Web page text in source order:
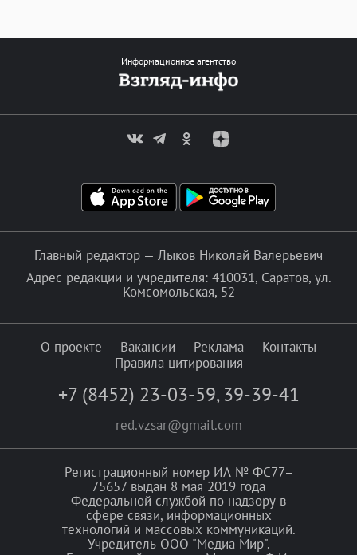
Информационное агентство
Главный редактор — Лыков Николай Валерьевич
Адрес редакции и учредителя: 410031, Саратов, ул.
Комсомольская, 52
О проекте Вакансии Реклама
Контакты
Правила цитирования
+7 (8452) 23-03-59, 39-39-41
red.vzsar@gmail.com
Регистрационный номер ИА № ФС77–
75657 выдан 8 мая 2019 года
Федеральной службой по надзору в
сфере связи, информационных
технологий и массовых коммуникаций.
Учредитель ООО "Медиа Мир".